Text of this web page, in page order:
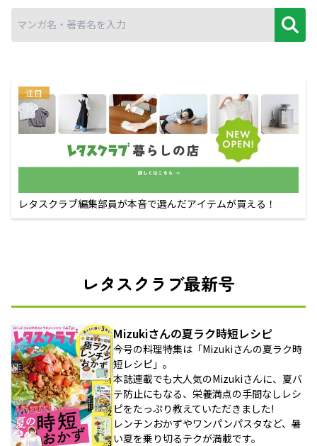
注目
レタスクラブ編集部員が本音で選んだアイテムが買える！
レタスクラブ最新号
Mizukiさんの夏ラク時短レシピ
今号の料理特集は「Mizukiさんの夏ラク時
短レシピ」。
本誌連載でも大人気のMizukiさんに、夏バ
テ防止にもなる、栄養満点の手間なしレシ
ピをたっぷり教えていただきました!
レンチンおかずやワンパンパスタなど、暑
い夏を乗り切るテクが満載です。